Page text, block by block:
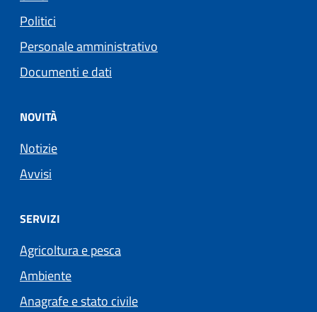
Politici
Personale amministrativo
Documenti e dati
NOVITÀ
Notizie
Avvisi
SERVIZI
Agricoltura e pesca
Ambiente
Anagrafe e stato civile